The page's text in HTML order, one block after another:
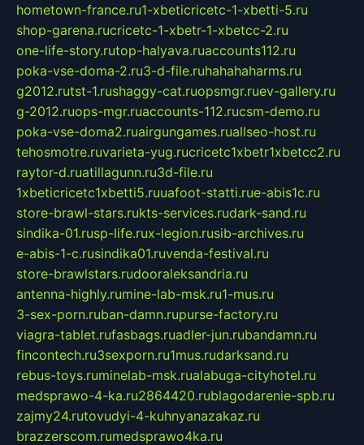
hometown-france.ru1-xbeticricetc-1-xbetti-5.ru
shop-garena.rucricetc-1-xbetr-1-xbetcc-2.ru
one-life-story.rutop-halyava.ruaccounts112.ru
poka-vse-doma-2.ru3-d-file.ruhahahaharms.ru
g2012.rutst-1.rushaggy-cat.ruopsmgr.ruev-gallery.ru
g-2012.ruops-mgr.ruaccounts-112.rucsm-demo.ru
poka-vse-doma2.ruairgungames.ruallseo-host.ru
tehosmotre.ruvarieta-yug.rucricetc1xbetr1xbetcc2.ru
raytor-d.ruatillagunn.ru3d-file.ru
1xbeticricetc1xbetti5.ruuafoot-statti.rue-abis1c.ru
store-brawl-stars.rukts-services.rudark-sand.ru
sindika-01.rusp-life.rux-legion.rusib-archives.ru
e-abis-1-c.rusindika01.ruvenda-festival.ru
store-brawlstars.rudooraleksandria.ru
antenna-highly.rumine-lab-msk.ru1-mus.ru
3-sex-porn.ruban-damn.rupurse-factory.ru
viagra-tablet.rufasbags.ruadler-jun.rubandamn.ru
fincontech.ru3sexporn.ru1mus.rudarksand.ru
rebus-toys.ruminelab-msk.rualabuga-cityhotel.ru
medsprawo-4-ka.ru2864420.rublagodarenie-spb.ru
zajmy24.rutovudyi-4-kuhnyanazakaz.ru
brazzerscom.rumedsprawo4ka.ru